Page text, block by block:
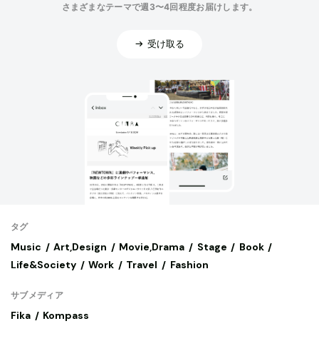
さまざまなテーマで週3〜4回程度お届けします。
受け取る
タグ
Music Art,Design Movie,Drama Stage
Book
Life&Society
Work Travel Fashion
サブメディア
Fika Kompass